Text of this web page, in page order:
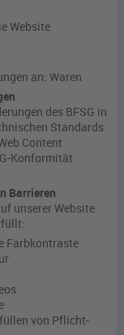
Website
an: Waren
des BFSG in
Standards
Content
Konformität
Barrieren
unserer Website
Farbkontraste
von Pflicht-